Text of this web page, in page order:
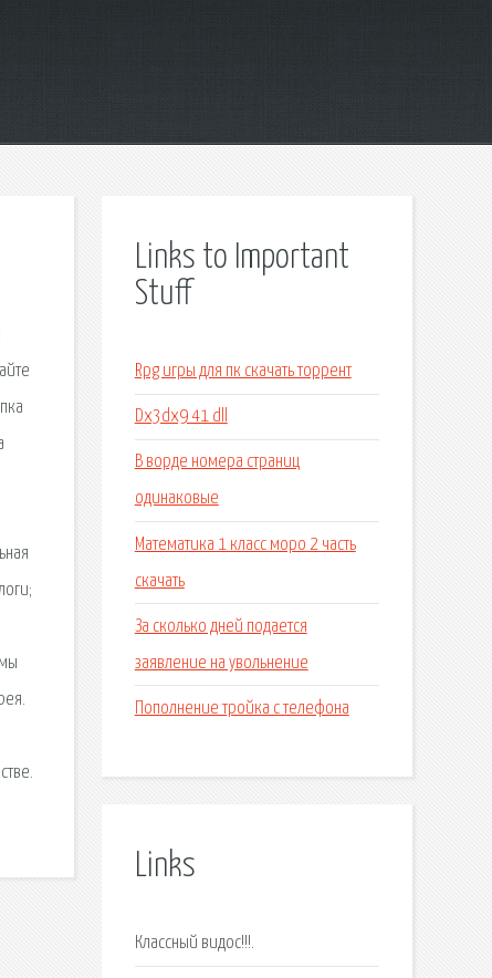
Links to Important
Stuff
Rpg игры для пк скачать торрент
Dx3dx9 41 dll
В ворде номера страниц
одинаковые
Математика 1 класс моро 2 часть
скачать
За сколько дней подается
заявление на увольнение
Пополнение тройка с телефона
Links
Классный видос!!!.